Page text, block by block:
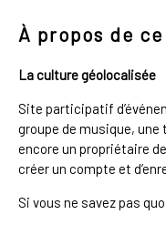
À propos de
La culture géolocalisée
Site participatif
groupe de musique,
encore un propriétaire
créer un compte et
Si vous ne savez pas